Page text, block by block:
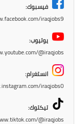
فيسبوك:
iraqjobs9
يوتيوب:
@iraqjobs
انستغرام:
iraqjobs0/
تيكتوك:
@iraqjobs